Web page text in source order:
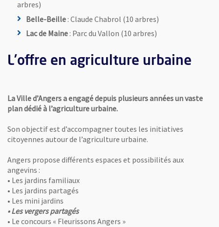
arbres)
Belle-Beille : Claude Chabrol (10 arbres)
Lac de Maine : Parc du Vallon (10 arbres)
L’offre en agriculture urbaine
La Ville d’Angers a engagé depuis plusieurs années un vaste
plan dédié à l’agriculture urbaine.
Son objectif est d’accompagner toutes les initiatives
citoyennes autour de l’agriculture urbaine.
Angers propose différents espaces et possibilités aux
angevins :
• Les jardins familiaux
• Les jardins partagés
• Les mini jardins
• Les vergers partagés
• Le concours « Fleurissons Angers »